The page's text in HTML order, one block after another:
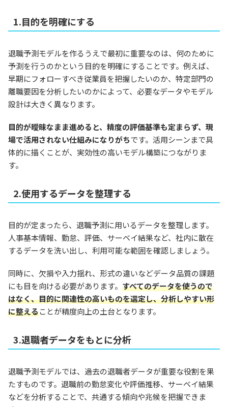
1.目的を明確にする
退職予測モデルを作るうえで最初に重要なのは、何のために
予測を行うのかという目的を明確にすることです。例えば、
早期にフォローすべき従業員を把握したいのか、特定部門の
離職要因を分析したいのかによって、必要なデータやモデル
設計は大きく異なります。
目的が曖昧なまま進めると、精度の評価基準も定まらず、現
場で活用されない仕組みになりがちです。活用シーンまで具
体的に描くことが、実効性の高いモデル構築につながりま
す。
2.使用するデータを整理する
目的が定まったら、退職予測に用いるデータを整理します。
人事基本情報、勤怠、評価、サーベイ結果など、社内に散在
するデータを洗い出し、利用可能な範囲を確認しましょう。
同時に、欠損や入力揺れ、形式の違いなどデータ品質の課題
にも目を向ける必要があります。 すべてのデータを使うので
はなく、目的に関連性の高いものを選定し、分析しやすい形
に整えることが精度向上の土台となります。
3.退職者データをもとに分析
退職予測モデルでは、過去の退職者データが重要な役割を果
たすものです。退職前の勤怠変化や評価推移、サーベイ結果
などを分析することで、共通する傾向や兆候を把握できま